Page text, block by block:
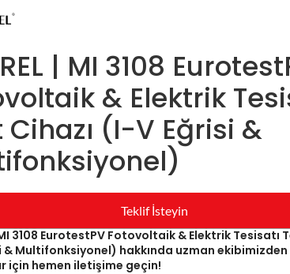
| MI 3108
& Elektrik
Cihazı (I-V Eğrisi &
Teklif İsteyin
MI 3108 EurotestPV Fotovoltaik & Elektrik Tesisatı
& Multifonksiyonel) hakkında uzman
için hemen iletişime geçin!